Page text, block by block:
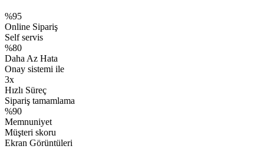
%95
Online Sipariş
Self servis
%80
Daha Az Hata
Onay sistemi ile
3x
Hızlı Süreç
Sipariş tamamlama
%90
Memnuniyet
Müşteri skoru
Ekran Görüntüleri